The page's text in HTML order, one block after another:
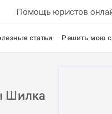
Помощь юристов
статьи Решить мою
Шилка